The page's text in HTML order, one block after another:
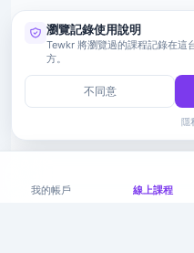
我的帳戶 線上課程
瀏覽記錄使用說明
Tewkr 將瀏覽過的課程記錄在這
方。
不同意
隱